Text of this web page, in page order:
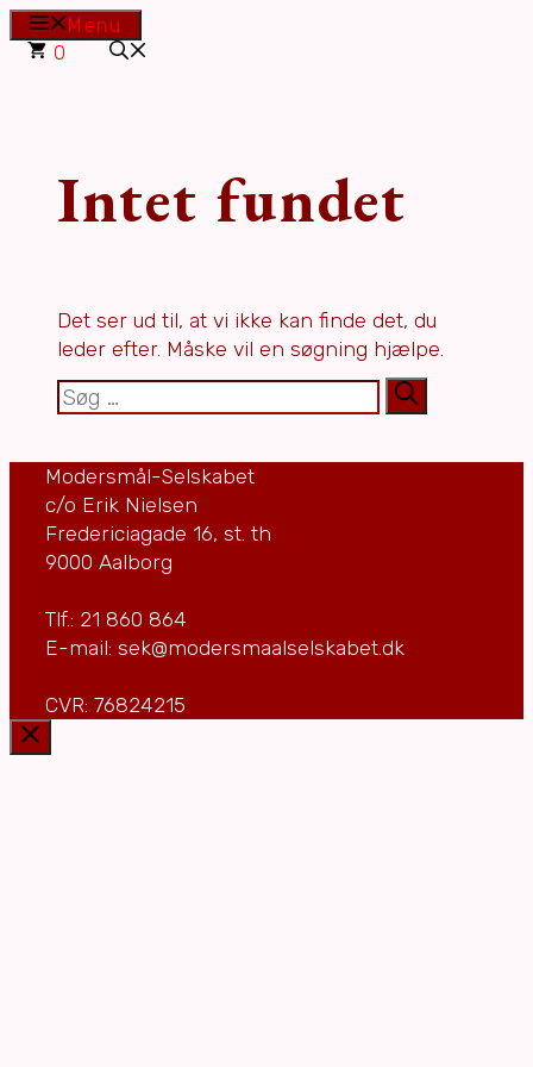
Hop
Menu
0
Intet fundet
Det ser ud til, at vi ikke kan finde det, du
leder efter. Måske vil en søgning hjælpe.
Søg
efter:
Modersmål-Selskabet
c/o Erik Nielsen
Fredericiagade 16, st. th
9000 Aalborg
Tlf.: 21 860 864
E-mail: sek@modersmaalselskabet.dk
CVR: 76824215
Luk